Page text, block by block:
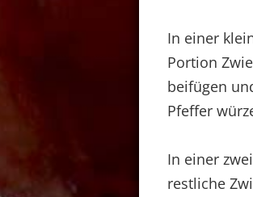
In einer
Portion
beifügen
Pfeffer
In einer
restliche